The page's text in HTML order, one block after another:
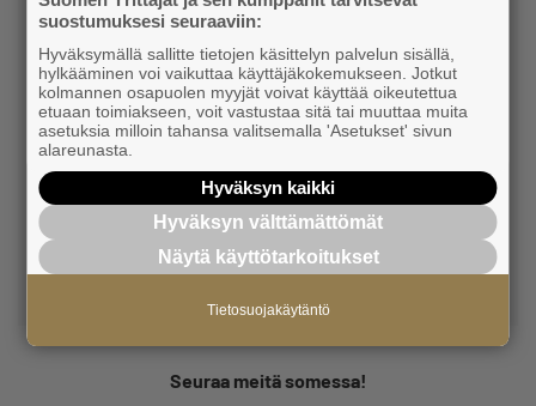
Merja Blomberg
Toimitusjohtaja
Pohjois-Karjalan Yrittäjät
050 367 5194
Seuraa meitä somessa!
suostumuksesi seuraaviin:
Hyväksymällä sallitte tietojen käsittelyn palvelun sisällä,
hylkääminen voi vaikuttaa käyttäjäkokemukseen. Jotkut
kolmannen osapuolen myyjät voivat käyttää oikeutettua
etuaan toimiakseen, voit vastustaa sitä tai muuttaa muita
asetuksia milloin tahansa valitsemalla 'Asetukset' sivun
alareunasta.
Hyväksyn kaikki
Hyväksyn välttämättömät
Näytä käyttötarkoitukset
Tietosuojakäytäntö